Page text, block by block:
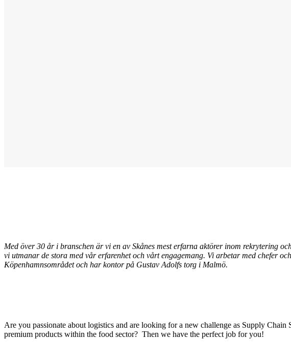
Med över 30 år i branschen är vi en av Skånes mest erfarna aktörer inom rekrytering
vi utmanar de stora med vår erfarenhet och vårt engagemang. Vi arbetar med chefer
Köpenhamnsområdet och har kontor på Gustav Adolfs torg i Malmö.
Are you passionate about logistics and are looking for a new challenge as Supply
premium products within the food sector? Then we have the perfect job for you!